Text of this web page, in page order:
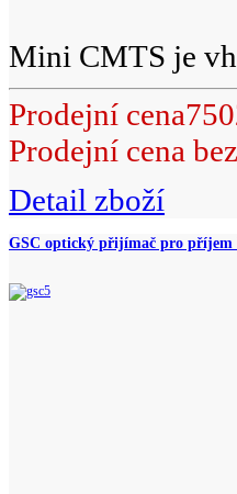
Mini CMTS je
Prodejní cena
Prodejní cena
Detail zboží
GSC optický přijímač pro